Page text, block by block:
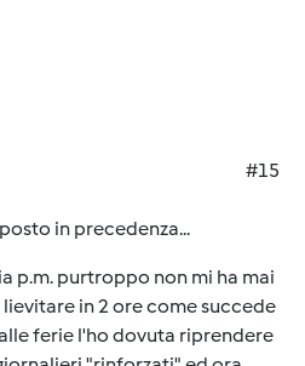
#15
in precedenza...
p.m. purtroppo non mi ha mai
in 2 ore come succede
ferie l'ho dovuta riprendere